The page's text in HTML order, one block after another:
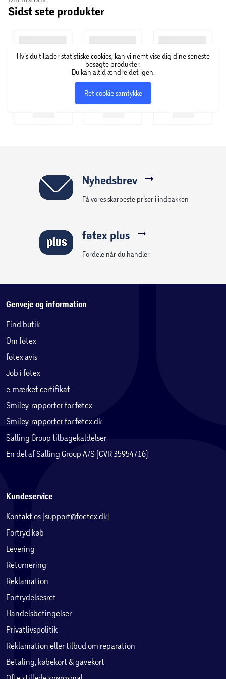
Glas og stål
B: 80 x H: 175 x D: 35 cm
2 glaslåger
udstilling
Sidst sete produkter
Hvis du tillader statistiske cookies, kan vi nemt vise dig dine seneste
besøgte produkter.
Du kan altid ændre det igen.
Ret cookie samtykke
Nyhedsbrev
Få vores skarpeste priser i indbakken
føtex plus
Fordele når du handler
Genveje og information
Find butik
Om føtex
føtex avis
Job i føtex
e-mærket certifikat
Smiley-rapporter for føtex
Smiley-rapporter for føtex.dk
Salling Group tilbagekaldelser
En del af Salling Group A/S (CVR 35954716)
Kundeservice
Kontakt os (support@foetex.dk)
Fortryd køb
Levering
Returnering
Reklamation
Fortrydelsesret
Handelsbetingelser
Privatlivspolitik
Reklamation eller tilbud om reparation
Betaling, købekort & gavekort